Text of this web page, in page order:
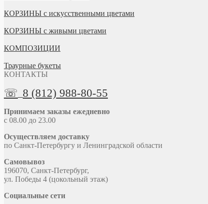
КОРЗИНЫ с искусственными цветами
КОРЗИНЫ с живыми цветами
КОМПОЗИЦИИ
Траурные букеты
КОНТАКТЫ
☏ 8 (812) 988-80-55
Принимаем заказы ежедневно
с 08.00 до 23.00
Осуществляем доставку
по Санкт-Петербургу и Ленинградской области
Самовывоз
196070, Санкт-Петербург,
ул. Победы 4 (цокольный этаж)
Социальные сети